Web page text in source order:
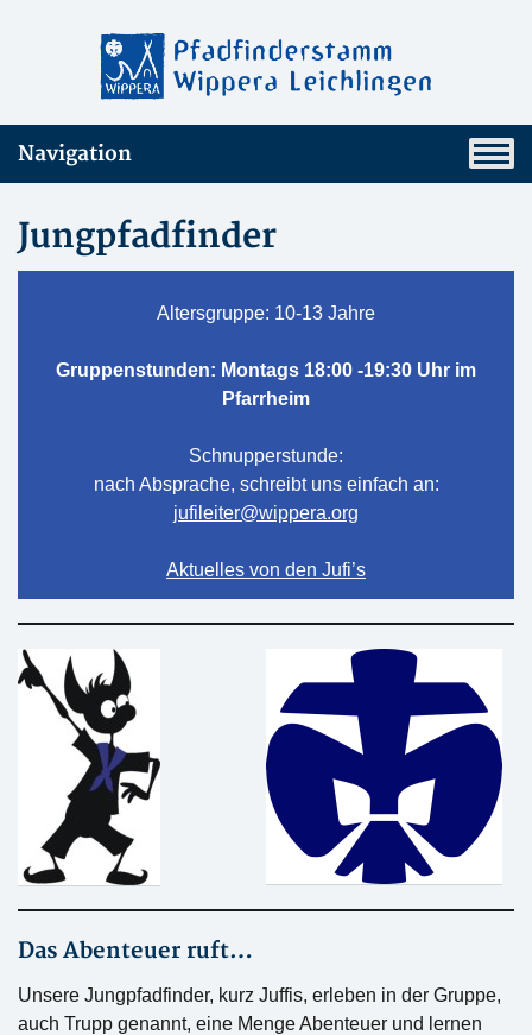
Navigation
Jungpfadfinder
Altersgruppe: 10-13 Jahre
Gruppenstunden: Montags 18:00 -19:30 Uhr im
Pfarrheim
Schnupperstunde:
nach Absprache, schreibt uns einfach an:
jufileiter@wippera.org
Aktuelles von den Jufi’s
Das Abenteuer ruft…
Unsere Jungpfadfinder, kurz Juffis, erleben in der Gruppe,
auch Trupp genannt, eine Menge Abenteuer und lernen